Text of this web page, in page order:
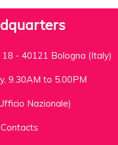
18 - 40121 Bologna (Italy)
9.30AM to 5.00PM
Nazionale)
Contacts